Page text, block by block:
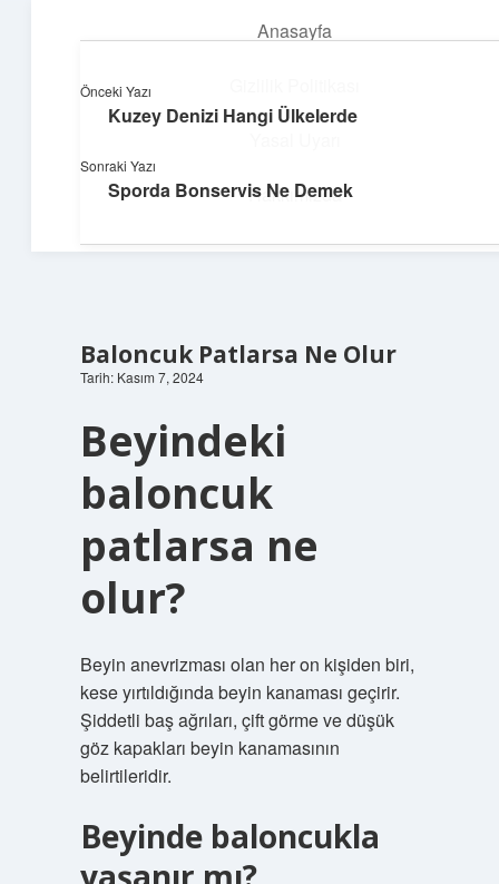
Anasayfa
Hakkımızda
Teknoloji ve İlham
Dijital dünyada keyifli bir macera!
Baloncuk Patlarsa Ne Olur
Tarih: Kasım 7, 2024
Beyindeki
baloncuk
patlarsa ne
olur?
Beyin anevrizması olan her on kişiden biri,
kese yırtıldığında beyin kanaması geçirir.
Şiddetli baş ağrıları, çift görme ve düşük
göz kapakları beyin kanamasının
belirtileridir.
Beyinde baloncukla
Önceki Yazı
Kuzey Denizi Hangi Ülkelerde
Sonraki Yazı
Sporda Bonservis Ne Demek